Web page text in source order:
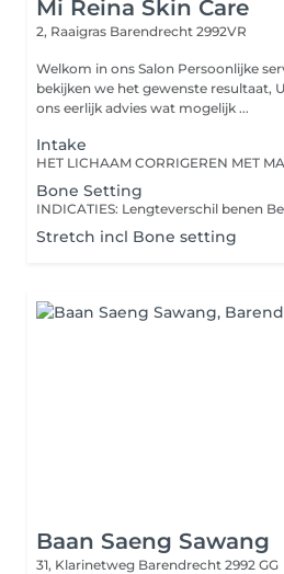
Mi Reina Skin Care
2, Raaigras Barendrecht 2992VR
Welkom in ons Salon Persoonlijke service: Samen met jouw
bekijken we het gewenste resultaat,
ons eerlijk advies wat mogelijk ...
Intake
Bone Setting
Stretch incl Bone setting
Baan Saeng Sawang
31, Klarinetweg Barendrecht 2992 GG